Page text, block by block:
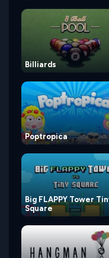
Billiards
Poptropica
Big FLAPPY Tower
Square